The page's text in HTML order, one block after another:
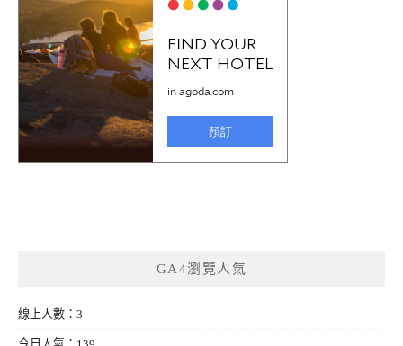
GA4瀏覽人氣
線上人數：3